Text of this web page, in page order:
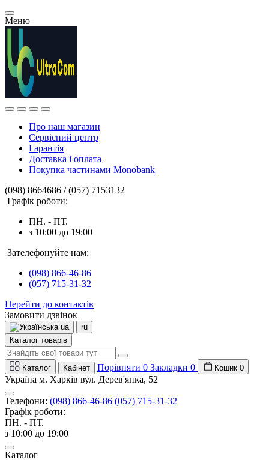
Меню
Про наш магазин
Сервісний центр
Гарантія
Доставка і оплата
Покупка частинами Monobank
(098) 8664686 / (057) 7153132
Графік роботи:
ПН. - ПТ.
з 10:00 до 19:00
Зателефонуйте нам:
(098) 866-46-86
(057) 715-31-32
Перейти до контактів
Замовити дзвінок
ua
ru
Каталог товарів
Каталог Кабінет Порівняти 0 Закладки 0 Кошик 0
Україна м. Харків вул. Дерев'янка, 52
Телефони: (098) 866-46-86 (057) 715-31-32
Графік роботи:
ПН. - ПТ.
з 10:00 до 19:00
Каталог